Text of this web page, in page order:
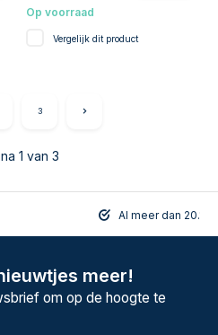
Op voorraad
Vergelijk dit product
1 van 3
3
Al meer dan
meer!
om op de hoogte te